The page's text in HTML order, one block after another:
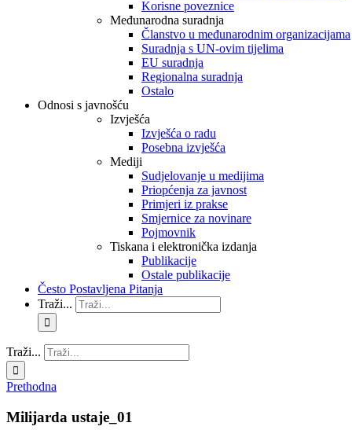
Korisne poveznice
Međunarodna suradnja
Članstvo u međunarodnim organizacijama
Suradnja s UN-ovim tijelima
EU suradnja
Regionalna suradnja
Ostalo
Odnosi s javnošću
Izvješća
Izvješća o radu
Posebna izvješća
Mediji
Sudjelovanje u medijima
Priopćenja za javnost
Primjeri iz prakse
Smjernice za novinare
Pojmovnik
Tiskana i elektronička izdanja
Publikacije
Ostale publikacije
Često Postavljena Pitanja
Traži...
Traži...
Prethodna
Milijarda ustaje_01